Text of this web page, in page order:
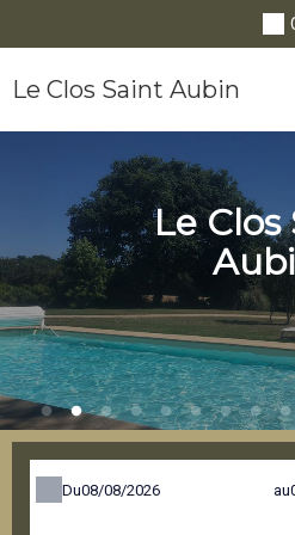
Le Clos Saint Aubin
Le Clos
Du au